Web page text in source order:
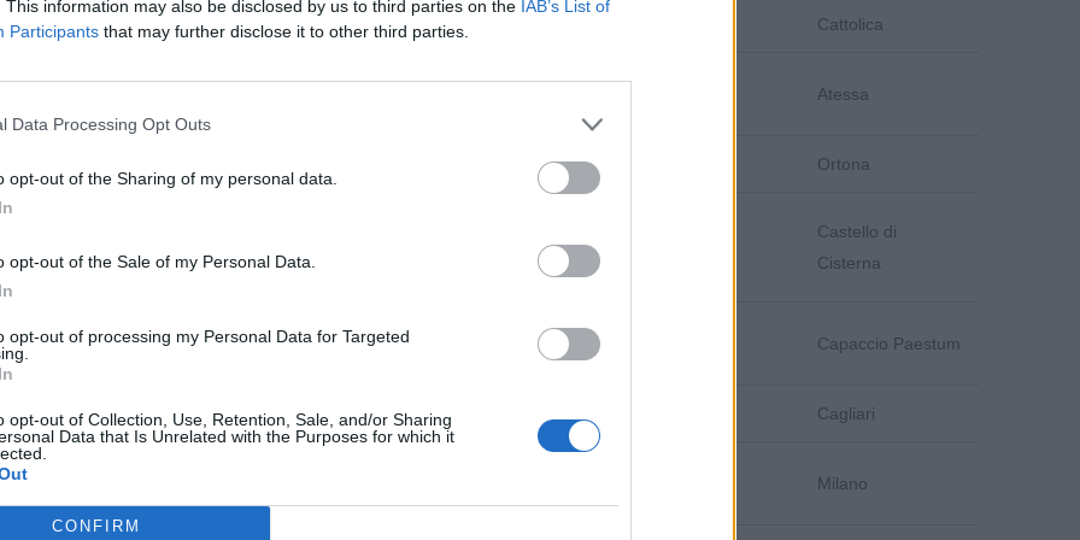
This information may also be disclosed by us to third parties on the IAB’s List of
Participants that may further disclose it to other third parties.
Data Processing Opt Outs
opt-out of the Sharing of my personal data.
opt-out of the Sale of my Personal Data.
opt-out of processing my Personal Data for Targeted
opt-out of Collection, Use, Retention, Sale, and/or Sharing
Data that Is Unrelated with the Purposes for which it
CONFIRM
0-1 milioni Cattolica
TRASPORTI SANGRO IN
Atessa
S.R.L. Ortona
DANSICA E VINTALORO
Castello di
Cisterna
VIAGGI DI AUTONOLEGGI
DI FILIPPO
non pervenuto Capaccio Paestum
- S.R.L. 10-25 milioni Cagliari
ITALIANA VINI SERVIZI
COOPERATIVA
Milano